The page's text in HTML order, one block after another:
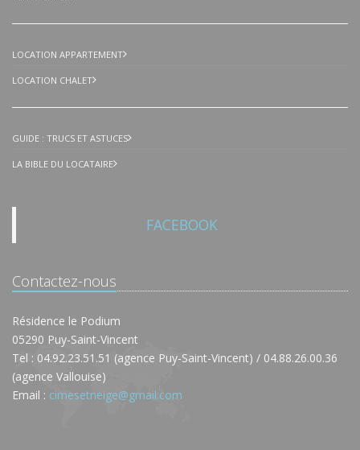
LOCATION APPARTEMENT
LOCATION CHALET
GUIDE : TRUCS ET ASTUCES
LA BIBLE DU LOCATAIRE
FACEBOOK
Contactez-nous
Résidence le Podium
05290 Puy-Saint-Vincent
Tel : 04.92.23.51.51 (agence Puy-Saint-Vincent) / 04.88.26.00.36
(agence Vallouise)
Email : cimesetneige@gmail.com